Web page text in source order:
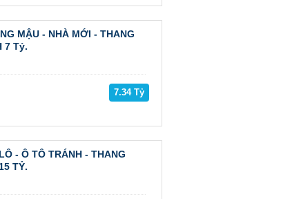
MẬU - NHÀ MỚI - THANG
7 Tỷ.
7.34 Tỷ
- Ô TÔ TRÁNH - THANG
TỶ.